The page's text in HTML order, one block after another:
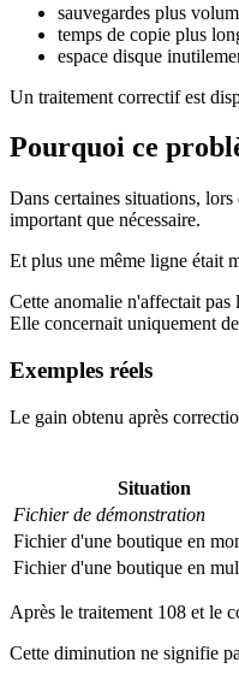
sauvegardes plus
temps de copie plus
espace disque
Un traitement correctif est
Pourquoi ce
Dans certaines situations,
important que nécessaire.
Et plus une même ligne était
Cette anomalie n'affectait pas
Elle concernait uniquement
Exemples réels
Le gain obtenu après
Situation
Fichier de démonstration
Fichier d'une boutique en
Fichier d'une boutique en
Après le traitement 108 et le
Cette diminution ne signifie